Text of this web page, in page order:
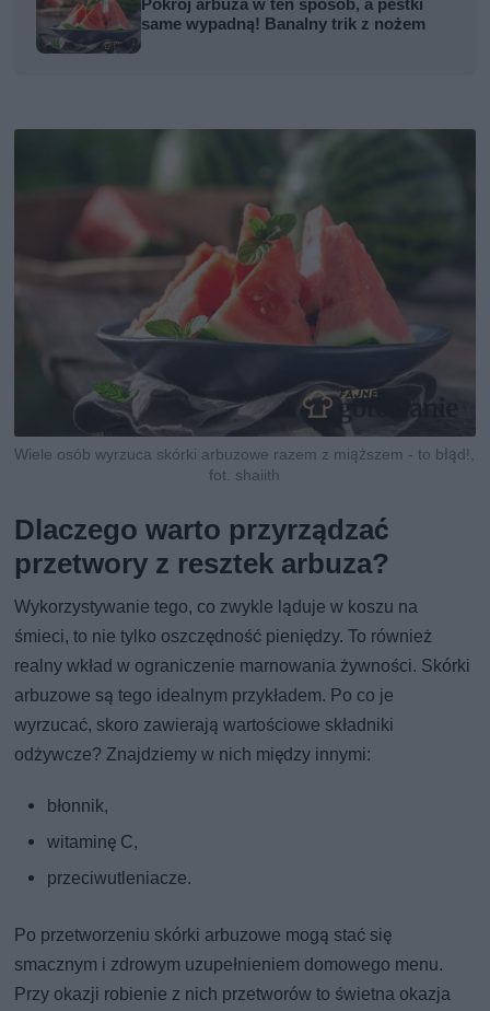
Pokrój arbuza w ten sposób, a pestki
same wypadną! Banalny trik z nożem
Wiele osób wyrzuca skórki arbuzowe razem z miąższem - to błąd!,
fot. shaiith
Dlaczego warto przyrządzać
przetwory z resztek arbuza?
Wykorzystywanie tego, co zwykle ląduje w koszu na
śmieci, to nie tylko oszczędność pieniędzy. To również
realny wkład w ograniczenie marnowania żywności. Skórki
arbuzowe są tego idealnym przykładem. Po co je
wyrzucać, skoro zawierają wartościowe składniki
odżywcze? Znajdziemy w nich między innymi:
błonnik,
witaminę C,
przeciwutleniacze.
Po przetworzeniu skórki arbuzowe mogą stać się
smacznym i zdrowym uzupełnieniem domowego menu.
Przy okazji robienie z nich przetworów to świetna okazja